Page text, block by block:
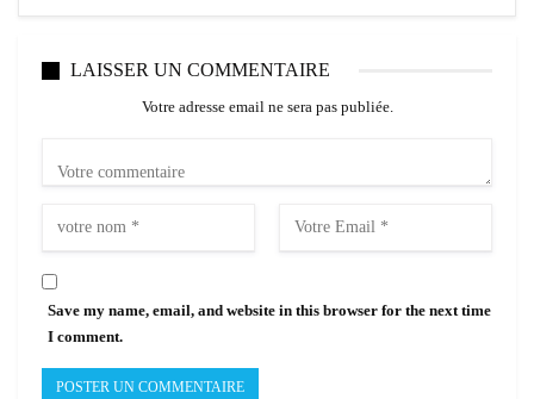
LAISSER UN COMMENTAIRE
Votre adresse email ne sera pas publiée.
Save my name, email, and website in this browser for the next time
I comment.